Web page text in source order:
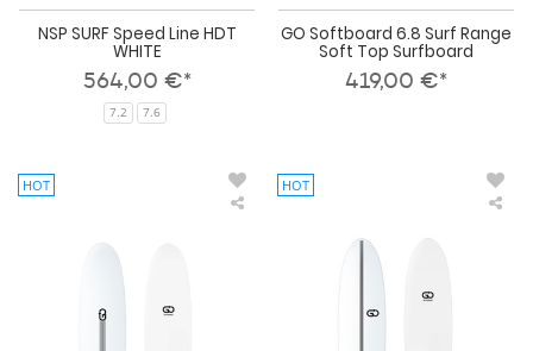
NSP SURF Speed Line HDT
WHITE
564,00 €*
7.2 7.6
GO Softboard 6.8 Surf Range
Soft Top Surfboard
419,00 €*
HOT HOT